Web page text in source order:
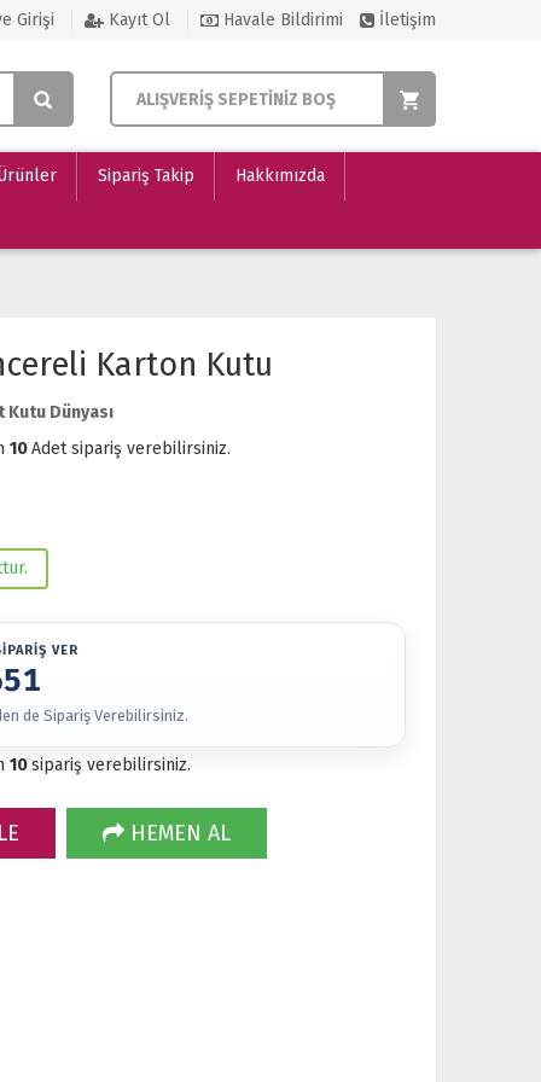
Girişi Kayıt Ol Havale Bildirimi İletişim
ALIŞVERİŞ SEPETİNİZ BOŞ
Sipariş Takip Hakkımızda
Karton Kutu
Kutu Dünyası
10Adet sipariş verebilirsiniz.
VER
de Sipariş Verebilirsiniz.
10sipariş verebilirsiniz.
HEMEN AL